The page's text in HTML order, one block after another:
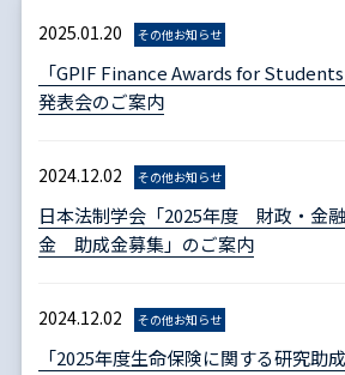
2025.01.20 その他お知らせ
「GPIF Finance Awards for
発表会のご案内
2024.12.02 その他お知らせ
日本法制学会「2025年度 財政・金
金 助成金募集」のご案内
2024.12.02 その他お知らせ
「2025年度生命保険に関する研究助